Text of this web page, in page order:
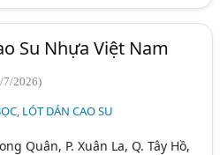
Su Nhựa Việt Nam
7/2026)
LÓT DÁN CAO SU
Quân, P. Xuân La, Q. Tây Hồ,